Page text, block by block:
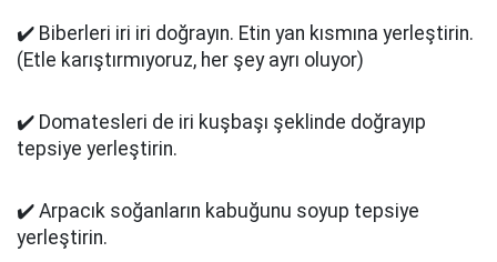
✔️ Biberleri iri iri doğrayın. Etin yan kısmına yerleştirin.
(Etle karıştırmıyoruz, her şey ayrı oluyor)
✔️ Domatesleri de iri kuşbaşı şeklinde doğrayıp
tepsiye yerleştirin.
✔️ Arpacık soğanların kabuğunu soyup tepsiye
yerleştirin.